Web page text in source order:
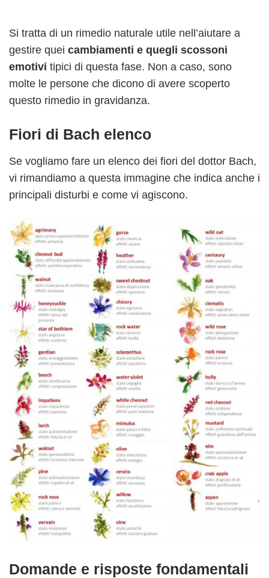
Si tratta di un rimedio naturale utile nell’aiutare a
gestire quei cambiamenti e quegli scossoni
emotivi tipici di questa fase. Non a caso, sono
molte le persone che dicono di avere scoperto
questo rimedio in gravidanza.
Fiori di Bach elenco
Se vogliamo fare un elenco dei fiori del dottor Bach,
vi rimandiamo a questa immagine che indica anche i
principali disturbi e come vi agiscono.
Domande e risposte fondamentali